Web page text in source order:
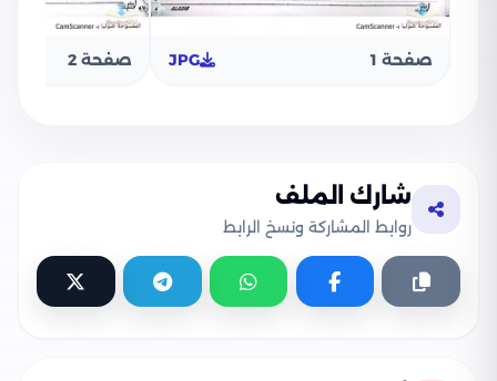
صفحة 1 JPG صفحة 2
شارك الملف
روابط المشاركة ونسخ الرابط